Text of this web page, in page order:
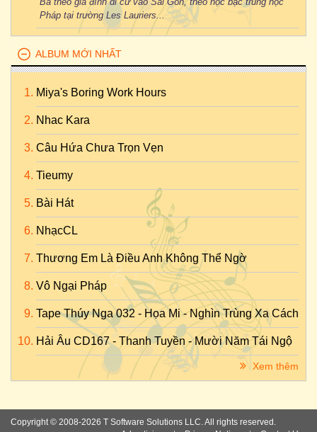
Pháp tại trường Les Lauriers...
ALBUM MỚI NHẤT
Miya's Boring Work Hours
Nhac Kara
Câu Hứa Chưa Trọn Vẹn
Tieumy
Bài Hát
NhạcCL
Thương Em Là Điều Anh Không Thể Ngờ
Vô Ngại Pháp
Tape Thúy Nga 032 - Họa Mi - Nghìn Trùng Xa Cách
Hải Âu CD167 - Thanh Tuyền - Mười Năm Tái Ngộ
Xem thêm
Copyright © 2008-2026 T Software Solutions LLC. All rights reserved.